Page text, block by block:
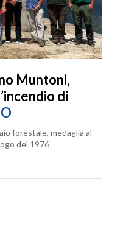
Muntoni,
di
forestale, medaglia al
del 1976